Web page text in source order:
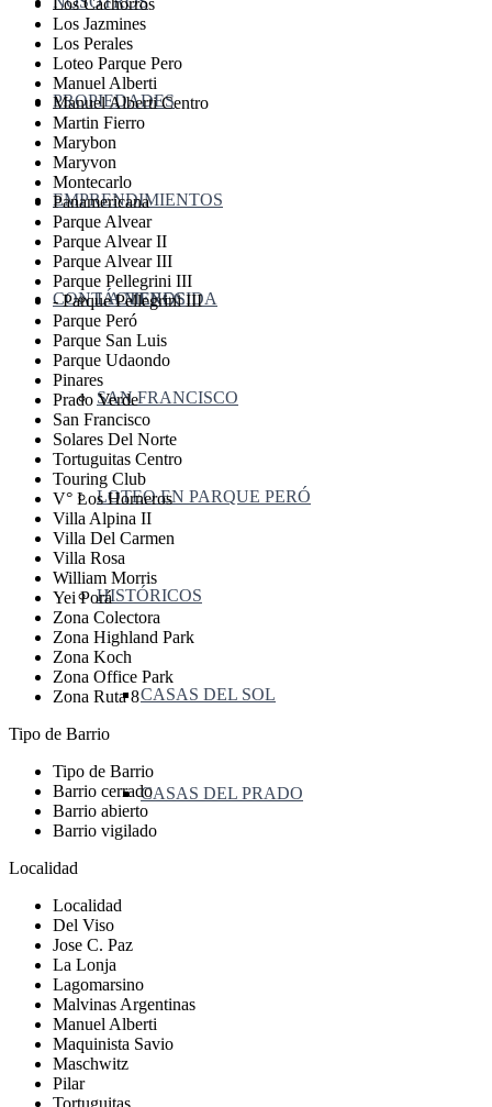
PROPIEDADES
EMPRENDIMIENTOS
LA MERECIDA
SAN FRANCISCO
LOTEO EN PARQUE PERÓ
HISTÓRICOS
CASAS DEL SOL
CASAS DEL PRADO
CONTÁCTENOS
Los Jazmines
Los Perales
Loteo Parque Pero
Manuel Alberti
Manuel Alberti Centro
Martin Fierro
Marybon
Maryvon
Montecarlo
Panamericana
Parque Alvear
Parque Alvear II
Parque Alvear III
Parque Pellegrini III
- Parque Pellegrini III
Parque Peró
Parque San Luis
Parque Udaondo
Pinares
Prado Verde
San Francisco
Solares Del Norte
Tortuguitas Centro
Touring Club
V° Los Horneros
Villa Alpina II
Villa Del Carmen
Villa Rosa
William Morris
Yei Porá
Zona Colectora
Zona Highland Park
Zona Koch
Zona Office Park
Zona Ruta 8
Tipo de Barrio
Tipo de Barrio
Barrio cerrado
Barrio abierto
Barrio vigilado
Localidad
Localidad
Del Viso
Jose C. Paz
La Lonja
Lagomarsino
Malvinas Argentinas
Manuel Alberti
Maquinista Savio
Maschwitz
Pilar
Tortuguitas